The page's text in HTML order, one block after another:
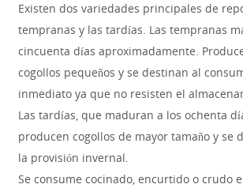
Existen dos variedades principales de
tempranas y las tardías. Las tempranas
cincuenta días aproximadamente.
cogollos pequeños y se destinan al
inmediato ya que no resisten el
Las tardías, que maduran a los ochenta
producen cogollos de mayor tamaño y se
la provisión invernal.
Se consume cocinado, encurtido o crudo